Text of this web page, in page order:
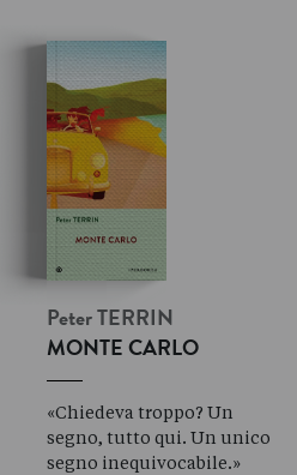
Peter TERRIN
MONTE CARLO
«Chiedeva troppo? Un
segno, tutto qui. Un unico
segno inequivocabile.»